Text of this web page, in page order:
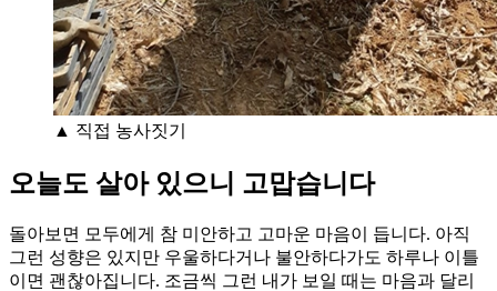
▲ 직접 농사짓기
오늘도 살아 있으니 고맙습니다
돌아보면 모두에게 참 미안하고 고마운 마음이 듭니다. 아직
그런 성향은 있지만 우울하다거나 불안하다가도 하루나 이틀
이면 괜찮아집니다. 조금씩 그런 내가 보일 때는 마음과 달리